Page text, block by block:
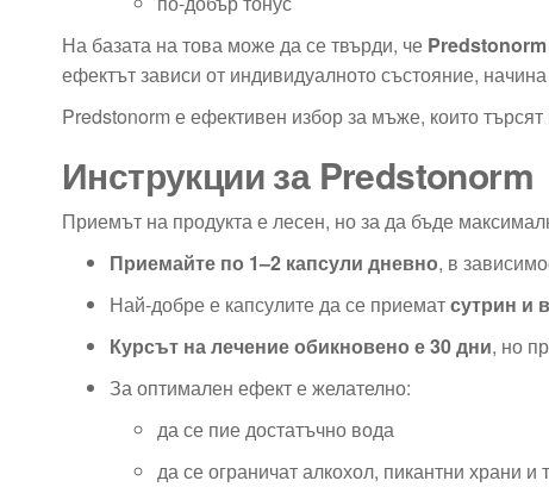
На базата на това може да се твърди, че
ефектът зависи от индивидуалното състояние,
Predstonorm е ефективен избор за мъже, които
Инструкции за Predstonorm
Приемът на продукта е лесен, но за да бъде
Приемайте по 1–2 капсули дневно, в
Най-добре е капсулите да се приематсутрин и
Курсът на лечение обикновено е 30 дни, но
За оптимален ефект е желателно:
да се пие достатъчно вода
да се ограничат алкохол, пикантни храни и